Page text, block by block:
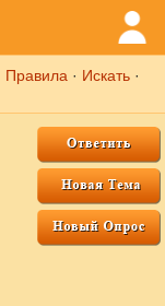
Правила · Искать ·